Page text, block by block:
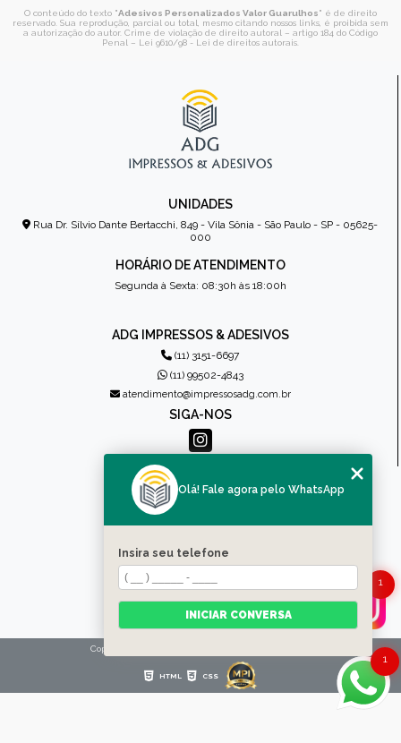
O conteúdo do texto "Adesivos Personalizados Valor Guarulhos" é de direito
reservado. Sua reprodução, parcial ou total, mesmo citando nossos links, é proibida sem
a autorização do autor. Crime de violação de direito autoral – artigo 184 do Código
Penal – Lei 9610/98 - Lei de direitos autorais
UNIDADES
Rua Dr. Sílvio Dante Bertacchi, 849 - Vila Sônia - São Paulo - SP - 05625-
000
HORÁRIO DE ATENDIMENTO
Segunda à Sexta: 08:30h às 18:00h
ADG IMPRESSOS & ADESIVOS
(11) 3151-6697
(11) 99502-4843
atendimento@impressosadg.com.br
SIGA-NOS
MENU
QUEM SOMOS
PRODUTOS
CONTATO
CATEGORIAS
MAPA DO SITE
Copyright © Impressos ADG. (Lei 9610 de 19/02/1998)
HTML CSS
1
1
Olá! Fale agora pelo WhatsApp
Insira seu telefone
INICIAR CONVERSA